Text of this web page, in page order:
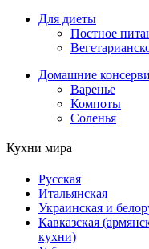
Для диеты
Постное
Домашние
Варенье
Компоты
Соленья
Кухни мира
Русская
Итальянская
Украинская и
Кавказская
кухни)